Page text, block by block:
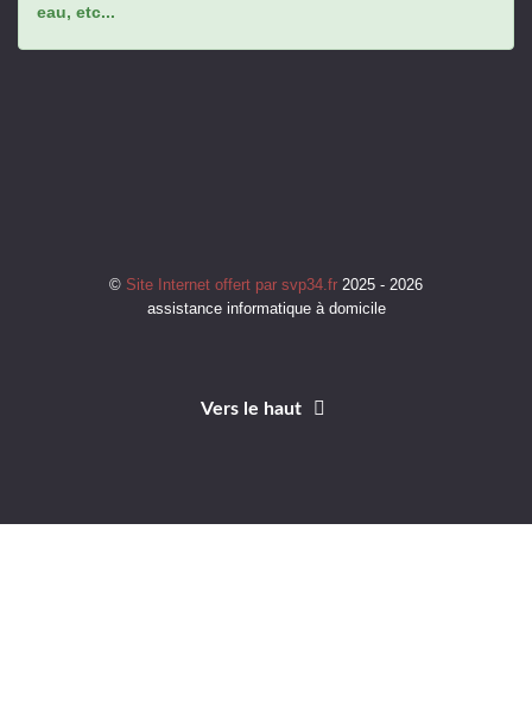
eau, etc...
© Site Internet offert par svp34.fr 2025 - 2026
assistance informatique à domicile
Vers le haut